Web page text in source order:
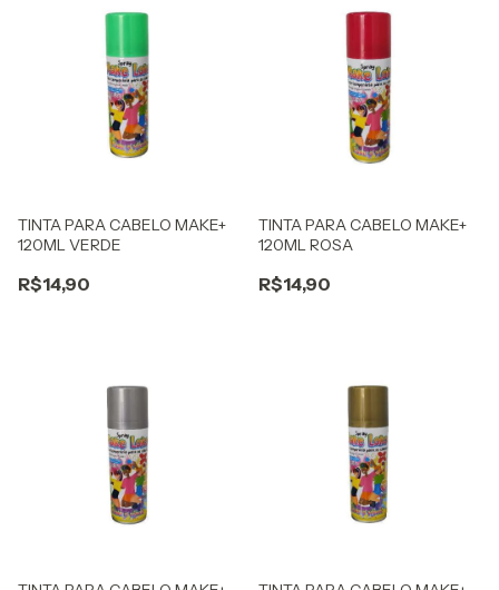
TINTA PARA CABELO MAKE+
120ML VERDE
R$14,90
TINTA PARA CABELO MAKE+
120ML ROSA
R$14,90